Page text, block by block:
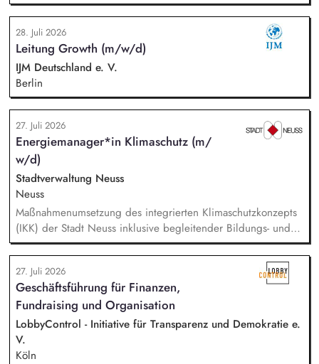
Bundesfachstelle StoP. Im Einzelnen bedeutet das:
Projektmanagement und Verantwortung für die Umsetzung
des Gesamtprojektes, Gesamtsteuerung und Sicherstellung
des wirtschaftlichen Betriebes der Geschäftsstelle und des
Vereins (Finanzierung, Controlling), Akquise von
Fördermitteln und Spenden sowie Personalverantwortung für
die Bundesfachstelle mit 4 Mitarbeitenden.
28. Juli 2026
Leitung Growth (m/w/d)
IJM Deutschland e. V.
Berlin
27. Juli 2026
Energiemanager*in Klimaschutz (m/
w/d)
Stadtverwaltung Neuss
Neuss
Maßnahmenumsetzung des integrierten Klimaschutzkonzepts
(IKK) der Stadt Neuss inklusive begleitender Bildungs- und
Öffentlichkeitsarbeit sowie Fortschreibung des IKK.
Monitoring und Berichterstattung zu den ca. 60 städtischen
PV-Anlagen sowie Planung weiterer Anlageninstallationen.
Prüfung, Planung und Umsetzung von Modellen zu Energy-
Sharing und/oder Strombilanzkreismodellen. Eigenständige
Fördermittelakquise und Durchführung von Förderprojekten
in den Bereichen regenerative Energien sowie
energiesparendes Bauen und Sanieren.
27. Juli 2026
Geschäftsführung für Finanzen,
Fundraising und Organisation
LobbyControl - Initiative für Transparenz und Demokratie e.
V.
Köln